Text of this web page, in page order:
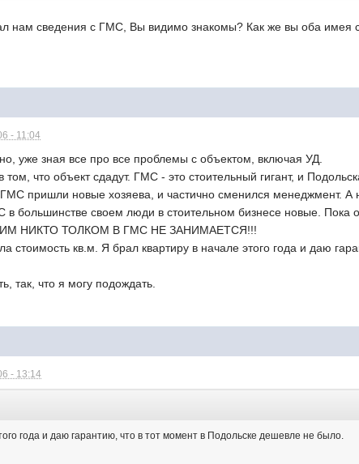
нам сведения с ГМС, Вы видимо знакомы? Как же вы оба имея
- 11:04
уже зная все про все проблемы с объектом, включая УД.
том, что объект сдадут. ГМС - это стоительный гигант, и
пришли новые хозяева, и частично сменился менеджмент. А
большинстве своем люди в стоительном бизнесе новые.
НИКТО ТОЛКОМ В ГМС НЕ ЗАНИМАЕТСЯ!!!
стоимость кв.м. Я брал квартиру в начале этого года и даю
так, что я могу подождать.
- 13:14
года и даю гарантию, что в тот момент в Подольске дешевле не было.